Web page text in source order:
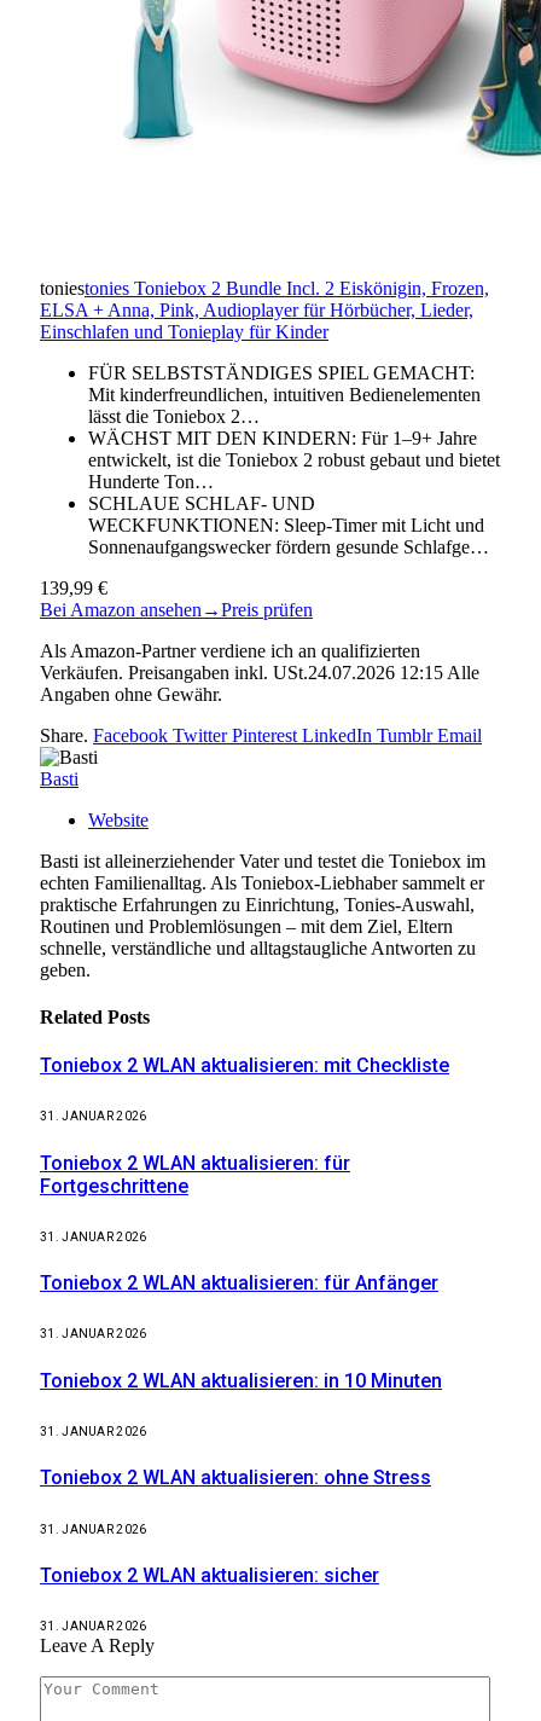
toniestonies Toniebox 2 Bundle Incl. 2 Eiskönigin, Frozen,
ELSA + Anna, Pink, Audioplayer für Hörbücher, Lieder,
Einschlafen und Tonieplay für Kinder
FÜR SELBSTSTÄNDIGES SPIEL GEMACHT:
Mit kinderfreundlichen, intuitiven Bedienelementen
lässt die Toniebox 2…
WÄCHST MIT DEN KINDERN: Für 1–9+ Jahre
entwickelt, ist die Toniebox 2 robust gebaut und bietet
Hunderte Ton…
SCHLAUE SCHLAF- UND
WECKFUNKTIONEN: Sleep-Timer mit Licht und
Sonnenaufgangswecker fördern gesunde Schlafge…
139,99 €
Bei Amazon ansehen →Preis prüfen
Als Amazon-Partner verdiene ich an qualifizierten
Verkäufen. Preisangaben inkl. USt.24.07.2026 12:15 Alle
Angaben ohne Gewähr.
Share. Facebook Twitter Pinterest LinkedIn Tumblr Email
Basti
Website
Basti ist alleinerziehender Vater und testet die Toniebox im
echten Familienalltag. Als Toniebox-Liebhaber sammelt er
praktische Erfahrungen zu Einrichtung, Tonies-Auswahl,
Routinen und Problemlösungen – mit dem Ziel, Eltern
schnelle, verständliche und alltagstaugliche Antworten zu
geben.
Related Posts
Toniebox 2 WLAN aktualisieren: mit Checkliste
31. JANUAR 2026
Toniebox 2 WLAN aktualisieren: für
Fortgeschrittene
31. JANUAR 2026
Toniebox 2 WLAN aktualisieren: für Anfänger
31. JANUAR 2026
Toniebox 2 WLAN aktualisieren: in 10 Minuten
31. JANUAR 2026
Toniebox 2 WLAN aktualisieren: ohne Stress
31. JANUAR 2026
Toniebox 2 WLAN aktualisieren: sicher
31. JANUAR 2026
Leave A Reply